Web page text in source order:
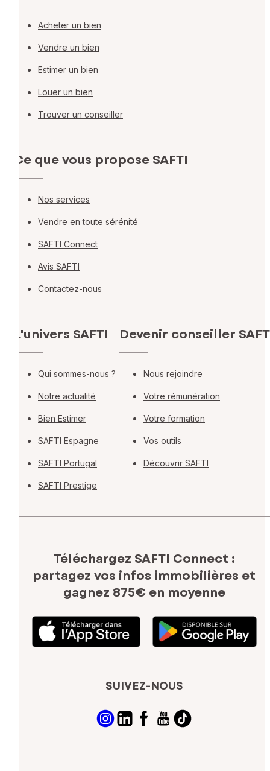
Acheter un bien
Vendre un bien
Estimer un bien
Louer un bien
Trouver un conseiller
Ce que vous propose SAFTI
Nos services
Vendre en toute sérénité
SAFTI Connect
Avis SAFTI
Contactez-nous
L'univers SAFTI
Qui sommes-nous ?
Notre actualité
Bien Estimer
SAFTI Espagne
SAFTI Portugal
SAFTI Prestige
Devenir conseiller
Nous rejoindre
Votre rémunération
Votre formation
Vos outils
Découvrir SAFTI
Téléchargez SAFTI Connect :
partagez vos infos immobilières et
gagnez 875€ en moyenne
SUIVEZ-NOUS